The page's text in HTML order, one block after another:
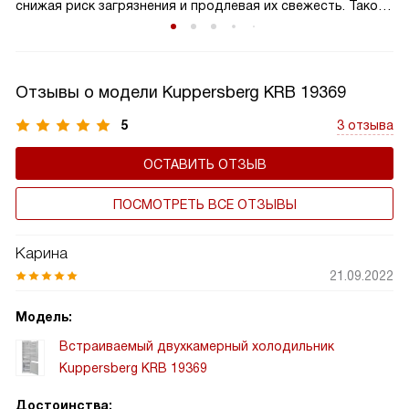
снижая риск загрязнения и продлевая их свежесть. Такой
пластик предотвращает неприятные запахи и плесень,
пожилыми людьми, где здоровье и безопасность
продуктов имеют первостепенное значение.
Отзывы о модели Kuppersberg KRB 19369
5 3 отзыва
ОСТАВИТЬ ОТЗЫВ
ПОСМОТРЕТЬ ВСЕ ОТЗЫВЫ
Карина
21.09.2022
Модель:
Встраиваемый двухкамерный холодильник
Kuppersberg KRB 19369
Достоинства: